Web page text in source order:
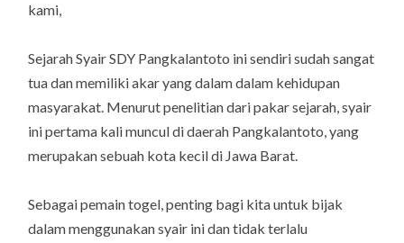
kami,
Sejarah Syair SDY Pangkalantoto ini sendiri sudah sangat
tua dan memiliki akar yang dalam dalam kehidupan
masyarakat. Menurut penelitian dari pakar sejarah, syair
ini pertama kali muncul di daerah Pangkalantoto, yang
merupakan sebuah kota kecil di Jawa Barat.
Sebagai pemain togel, penting bagi kita untuk bijak
dalam menggunakan syair ini dan tidak terlalu